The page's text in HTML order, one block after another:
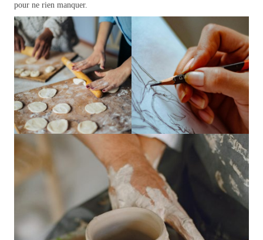
pour ne rien manquer.